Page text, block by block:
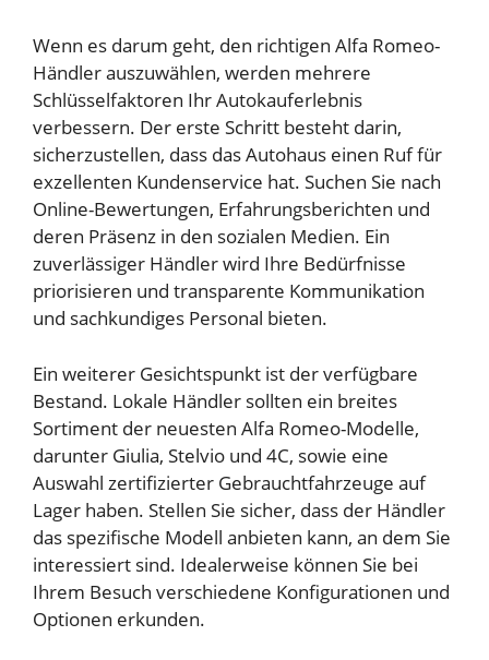
Wenn es darum geht, den richtigen Alfa Romeo-
Händler auszuwählen, werden mehrere
Schlüsselfaktoren Ihr Autokauferlebnis
verbessern. Der erste Schritt besteht darin,
sicherzustellen, dass das Autohaus einen Ruf für
exzellenten Kundenservice hat. Suchen Sie nach
Online-Bewertungen, Erfahrungsberichten und
deren Präsenz in den sozialen Medien. Ein
zuverlässiger Händler wird Ihre Bedürfnisse
priorisieren und transparente Kommunikation
und sachkundiges Personal bieten.
Ein weiterer Gesichtspunkt ist der verfügbare
Bestand. Lokale Händler sollten ein breites
Sortiment der neuesten Alfa Romeo-Modelle,
darunter Giulia, Stelvio und 4C, sowie eine
Auswahl zertifizierter Gebrauchtfahrzeuge auf
Lager haben. Stellen Sie sicher, dass der Händler
das spezifische Modell anbieten kann, an dem Sie
interessiert sind. Idealerweise können Sie bei
Ihrem Besuch verschiedene Konfigurationen und
Optionen erkunden.